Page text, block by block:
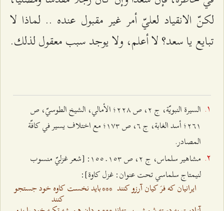
لكنّ الانقياد لعليّ أمر غير مقبول عنده .. لماذا لا
تبايع يا سعد؟ لا أعلم، ولا يوجد سبب معقول لذلك.
السيرة النبويّة، ج ٢، ص ٢٢۸؛ الأمالي، الشيخ الطوسيّ، ص
٢٦۱؛ أسد الغابة، ج ٦، ص ۱۷٣؛ مع اختلاف يسير في كافّة
المصادر.
مشاهير سلماس، ج ٢، ص ۱٥٣ ـ ۱٥٥: [شعر غزليّ منسوب
لنيمتاج سلماسي تحت عنوان: غزل كاوة]:
ايرانيان كه فرَ كيان آرزو كنند ***بايد نخست كاوه خود جستجو
كنند